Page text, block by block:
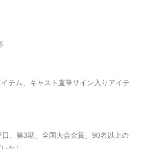
テム、キャスト直筆サイン入りアイテ
、第3期、全国大会金賞、90名以上の